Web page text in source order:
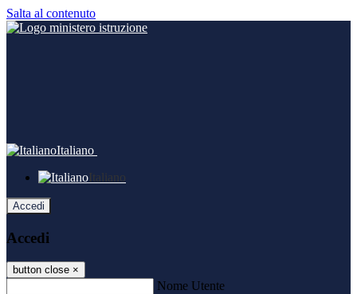
Salta al contenuto
Italiano
Italiano
Accedi
Accedi
button close ×
Nome Utente